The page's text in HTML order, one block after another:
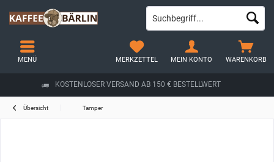
KOSTENLOSER VERSAND AB 150 € BESTELLWERT
WARENKORB
MERKZETTEL MEIN KONTO
MENÜ
Übersicht Tamper